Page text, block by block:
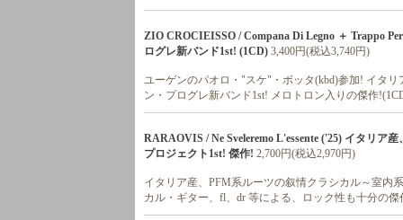
ZIO CROCIEISSO / Compana Di Legno ＋ Trappo
ログレ新バンド1st! (1CD) 3,400円(税込3,740円)
ユーゲンのパオロ・"スケ"・ボッタ(kbd)参加! イタ
ン・プログレ新バンド1st! メロトロン入りの傑作
RARAOVIS / Ne Sveleremo L'essente ('25) イタリア
プロジェクト1st! 傑作! 2,700円(税込2,970円)
イタリア産、PFM系ルーツの叙情クラシカル～室内
カル・ギター、fl、dr 等による、ロック性も十分の傑